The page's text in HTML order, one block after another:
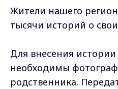
Жители нашего
тысячи историй о
Для внесения истории
необходимы
родственника.